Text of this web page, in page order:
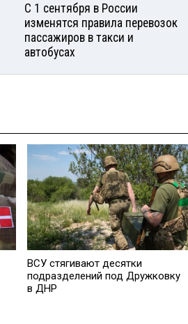
С 1 сентября в России
изменятся правила перевозок
пассажиров в такси и
автобусах
ВСУ стягивают десятки
подразделений под Дружковку
в ДНР